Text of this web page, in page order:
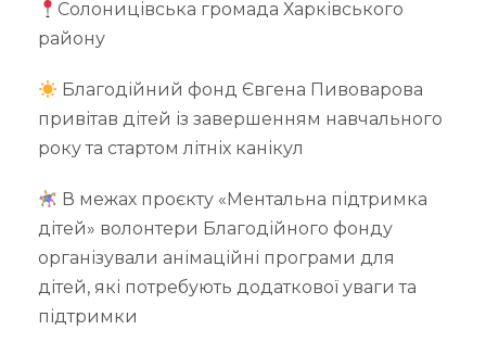
Солоницівська громада Харківського
району
Благодійний фонд Євгена Пивоварова
привітав дітей із завершенням навчального
року та стартом літніх канікул
В межах проєкту «Ментальна підтримка
дітей» волонтери Благодійного фонду
організували анімаційні програми для
дітей, які потребують додаткової уваги та
підтримки